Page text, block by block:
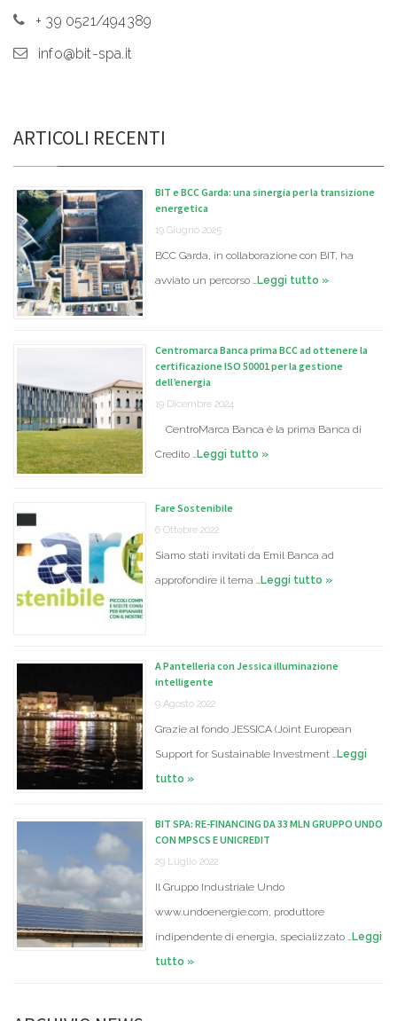
+ 39 0521/494389
info@bit-spa.it
ARTICOLI RECENTI
BIT e BCC Garda: una sinergia per la transizione
energetica
19 Giugno 2025
BCC Garda, in collaborazione con BIT, ha
avviato un percorso …Leggi tutto »
Centromarca Banca prima BCC ad ottenere la
certificazione ISO 50001 per la gestione
dell’energia
19 Dicembre 2024
CentroMarca Banca è la prima Banca di
Credito …Leggi tutto »
Fare Sostenibile
6 Ottobre 2022
Siamo stati invitati da Emil Banca ad
approfondire il tema …Leggi tutto »
A Pantelleria con Jessica illuminazione
intelligente
9 Agosto 2022
Grazie al fondo JESSICA (Joint European
Support for Sustainable Investment …Leggi
tutto »
BIT SPA: RE-FINANCING DA 33 MLN GRUPPO UNDO
CON MPSCS E UNICREDIT
29 Luglio 2022
Il Gruppo Industriale Undo
www.undoenergie.com, produttore
indipendente di energia, specializzato …Leggi
tutto »